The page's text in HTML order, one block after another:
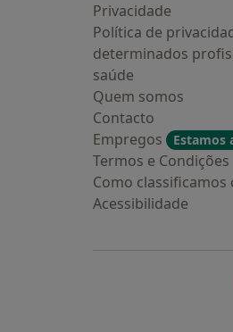
Privacidade
Política de
determinados
saúde
Quem somos
Contacto
Empregos
Estamos
Termos e Condições
Como
Acessibilidade